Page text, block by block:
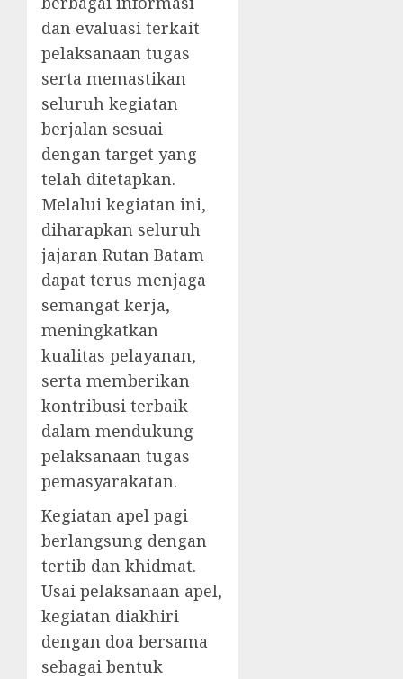
dan evaluasi terkait
pelaksanaan tugas
serta memastikan
seluruh kegiatan
berjalan sesuai
dengan target yang
telah ditetapkan.
Melalui kegiatan ini,
diharapkan seluruh
jajaran Rutan Batam
dapat terus menjaga
semangat kerja,
meningkatkan
kualitas pelayanan,
serta memberikan
kontribusi terbaik
dalam mendukung
pelaksanaan tugas
pemasyarakatan.
Kegiatan apel pagi
berlangsung dengan
tertib dan khidmat.
Usai pelaksanaan apel,
kegiatan diakhiri
dengan doa bersama
sebagai bentuk